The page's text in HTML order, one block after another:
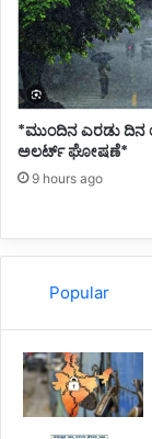
*ಮುಂದಿನ ಎರಡು
ಅಲರ್ಟ್ ಘೋಷಣೆ*
9 hours ago
Popular